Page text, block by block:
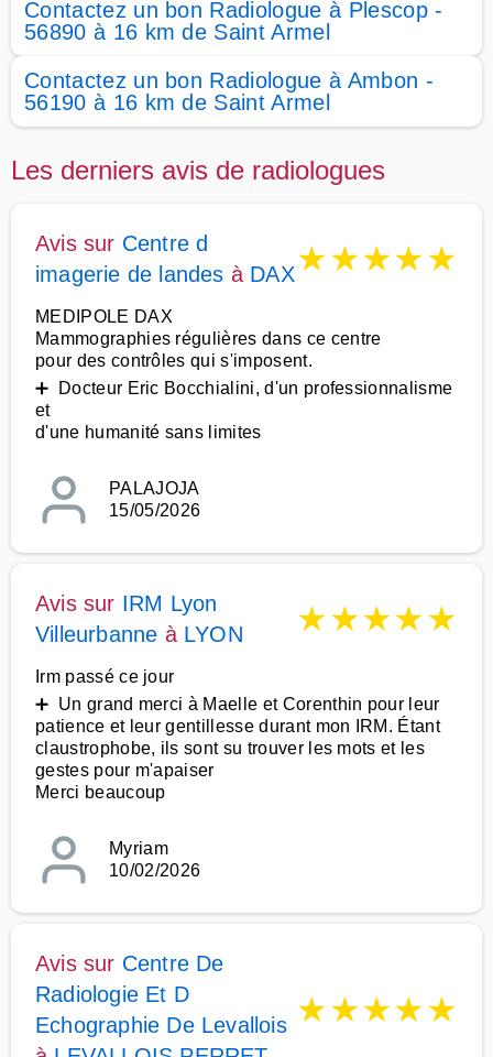
Contactez un bon Radiologue à Plescop -
56890 à 16 km de Saint Armel
Contactez un bon Radiologue à Ambon -
56190 à 16 km de Saint Armel
Les derniers avis de radiologues
Avis sur Centre d
imagerie de landes à DAX★★★★★
MEDIPOLE DAX
Mammographies régulières dans ce centre
pour des contrôles qui s'imposent.
➕ Docteur Eric Bocchialini, d'un professionnalisme
et
d'une humanité sans limites
PALAJOJA
15/05/2026
Avis sur IRM Lyon
Villeurbanne à LYON ★★★★★
Irm passé ce jour
➕ Un grand merci à Maelle et Corenthin pour leur
patience et leur gentillesse durant mon IRM. Étant
claustrophobe, ils sont su trouver les mots et les
gestes pour m'apaiser
Merci beaucoup
Myriam
10/02/2026
Avis sur Centre De
Radiologie Et D
Echographie De Levallois ★★★★★